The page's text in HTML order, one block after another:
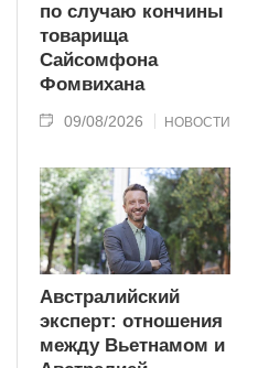
по случаю кончины
товарища
Сайсомфона
Фомвихана
09/08/2026 НОВОСТИ
Австралийский
эксперт: отношения
между Вьетнамом и